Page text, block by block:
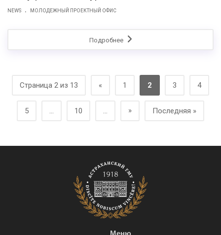
NEWS . МОЛОДЕЖНЫЙ ПРОЕКТНЫЙ ОФИС
Подробнее
Страница 2 из 13 « 1 2 3 4
5 ... 10 ... » Последняя »
Меню